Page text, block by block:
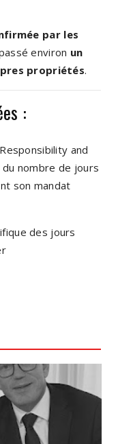
par les
environ un
propriétés.
:
and
du nombre de jours
son mandat
des jours